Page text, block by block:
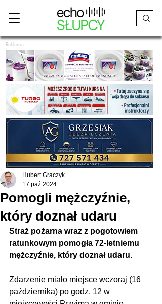
Reklama
Pomogli mężczyźnie,
który doznał udaru
Hubert Graczyk
17 paź 2024
Straż pożarna wraz z pogotowiem
ratunkowym pomogła 72-letniemu
mężczyźnie, który doznał udaru.
Zdarzenie miało miejsce wczoraj (16
października) po godz. 12 w